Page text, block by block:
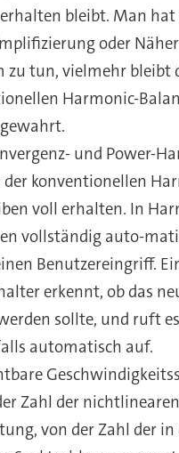
bleibt. Man hat
oder
zu tun, vielmehr bleibt
Harmonic-
und Power-
der konventionellen
voll erhalten. In
vollständig auto-
Benutzereingriff.
erkennt, ob das
sollte, und ruft es
automatisch auf.
Zahl der
von der Zahl der in